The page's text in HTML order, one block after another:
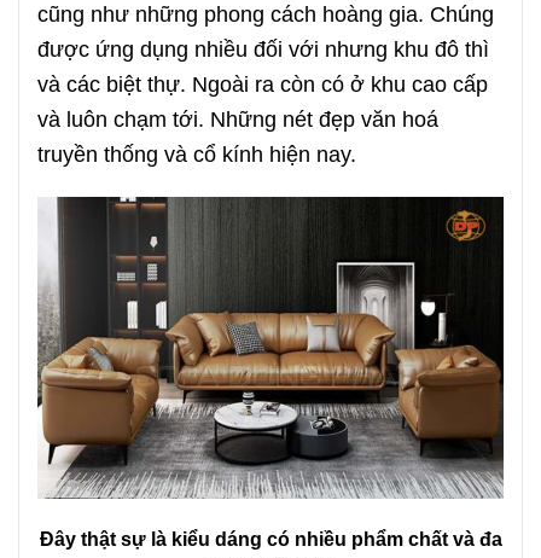
cũng như những phong cách hoàng gia. Chúng
được ứng dụng nhiều đối với nhưng khu đô thì
và các biệt thự. Ngoài ra còn có ở khu cao cấp
và luôn chạm tới. Những nét đẹp văn hoá
truyền thống và cổ kính hiện nay.
Đây thật sự là kiểu dáng có nhiều phẩm chất và đa